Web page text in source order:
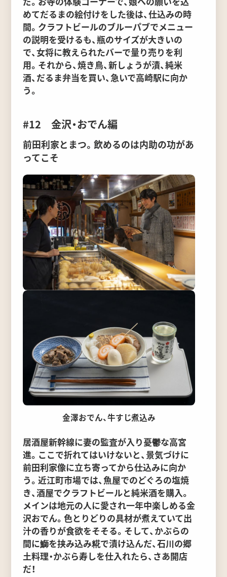
めてだるまの絵付けをした後は、仕込みの時
間。クラフトビールのブルーパブでメニュー
の説明を受けるも、瓶のサイズが大きいの
で、女将に教えられたバーで量り売りを利
用。それから、焼き鳥、新しょうが漬、純米
酒、だるま弁当を買い、急いで高崎駅に向か
う。
#12 金沢・おでん編
前田利家とまつ。飲めるのは内助の功があ
ってこそ
金澤おでん、牛すじ煮込み
居酒屋新幹線に妻の監査が入り憂鬱な高宮
進。ここで折れてはいけないと、景気づけに
前田利家像に立ち寄ってから仕込みに向か
う。近江町市場では、魚屋でのどぐろの塩焼
き、酒屋でクラフトビールと純米酒を購入。
メインは地元の人に愛され一年中楽しめる金
沢おでん。色とりどりの具材が煮えていて出
汁の香りが食欲をそそる。そして、かぶらの
間に鰤を挟み込み糀で漬け込んだ、石川の郷
土料理・かぶら寿しを仕入れたら、さあ開店
だ！